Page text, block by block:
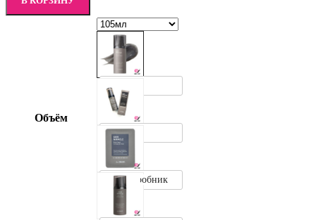
Объём
105мл
10мл
3мл - пробник